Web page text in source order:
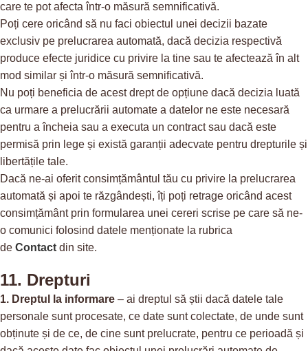
care te pot afecta într-o măsură semnificativă.
Poți cere oricând să nu faci obiectul unei decizii bazate
exclusiv pe prelucrarea automată, dacă decizia respectivă
produce efecte juridice cu privire la tine sau te afectează în alt
mod similar și într-o măsură semnificativă.
Nu poți beneficia de acest drept de opțiune dacă decizia luată
ca urmare a prelucrării automate a datelor ne este necesară
pentru a încheia sau a executa un contract sau dacă este
permisă prin lege și există garanții adecvate pentru drepturile și
libertățile tale.
Dacă ne-ai oferit consimțământul tău cu privire la prelucrarea
automată și apoi te răzgândești, îți poți retrage oricând acest
consimțământ prin formularea unei cereri scrise pe care să ne-
o comunici folosind datele menționate la rubrica
de Contact din site.
11. Drepturi
1. Dreptul la informare – ai dreptul să știi dacă datele tale
personale sunt procesate, ce date sunt colectate, de unde sunt
obținute și de ce, de cine sunt prelucrate, pentru ce perioadă și